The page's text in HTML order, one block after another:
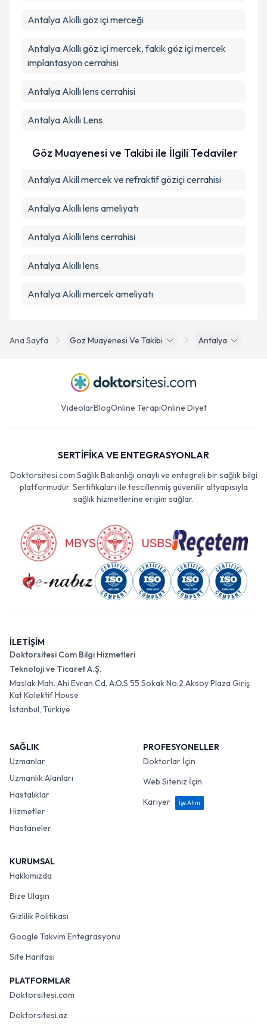
Ana Sayfa Goz Muayenesi Ve Takibi Antalya
Antalya Akıllı göz içi merceği
Antalya Akıllı göz içi mercek, fakik göz içi mercek
implantasyon cerrahisi
Antalya Akıllı lens cerrahisi
Antalya Akıllı Lens
Göz Muayenesi ve Takibi ile İlgili Tedaviler
Antalya Akill mercek ve refraktif göziçi cerrahisi
Antalya Akıllı lens ameliyatı
Antalya Akıllı lens cerrahisi
Antalya Akıllı lens
Antalya Akıllı mercek ameliyatı
VideolarBlogOnline TerapiOnline Diyet
SERTİFİKA VE ENTEGRASYONLAR
Doktorsitesi.com Sağlık Bakanlığı onaylı ve entegreli bir sağlık bilgi
platformudur. Sertifikaları ile tescillenmiş güvenilir altyapısıyla
sağlık hizmetlerine erişim sağlar.
İLETİŞİM
Doktorsitesi Com Bilgi Hizmetleri
Teknoloji ve Ticaret A.Ş.
Maslak Mah. Ahi Evran Cd. A.O.S 55 Sokak No:2 Aksoy Plaza Giriş
Kat Kolektif House
İstanbul, Türkiye
SAĞLIK
Uzmanlar
Uzmanlık Alanları
Hastalıklar
Hizmetler
Hastaneler
PROFESYONELLER
Doktorlar İçin
Web Siteniz İçin
Kariyer
İşe Alım
KURUMSAL
Hakkımızda
Bize Ulaşın
Gizlilik Politikası
Google Takvim Entegrasyonu
Site Haritası
PLATFORMLAR
Doktorsitesi.com
Doktorsitesi.az